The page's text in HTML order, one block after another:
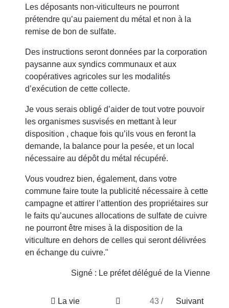
Les déposants non-viticulteurs ne pourront
prétendre qu’au paiement du métal et non à la
remise de bon de sulfate.
Des instructions seront données par la corporation
paysanne aux syndics communaux et aux
coopératives agricoles sur les modalités
d’exécution de cette collecte.
Je vous serais obligé d’aider de tout votre pouvoir
les organismes susvisés en mettant à leur
disposition , chaque fois qu’ils vous en feront la
demande, la balance pour la pesée, et un local
nécessaire au dépôt du métal récupéré.
Vous voudrez bien, également, dans votre
commune faire toute la publicité nécessaire à cette
campagne et attirer l’attention des propriétaires sur
le faits qu’aucunes allocations de sulfate de cuivre
ne pourront être mises à la disposition de la
viticulture en dehors de celles qui seront délivrées
en échange du cuivre."
Signé : Le préfet délégué de la Vienne
La vie
43 /
Suivant